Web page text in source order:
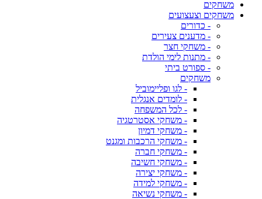
משחקים
משחקים וצעצועים
- כדורים
- מדענים צעירים
- משחקי חצר
- מתנות לימי הולדת
- ספורט ביתי
משחקים
- לגו ופליימוביל
- לומדים אנגלית
- לכל המשפחה
- משחקי אסטרטגיה
- משחקי דמיון
- משחקי הרכבות ומגנט
- משחקי חברה
- משחקי חשיבה
- משחקי יצירה
- משחקי למידה
- משחקי נשיאה